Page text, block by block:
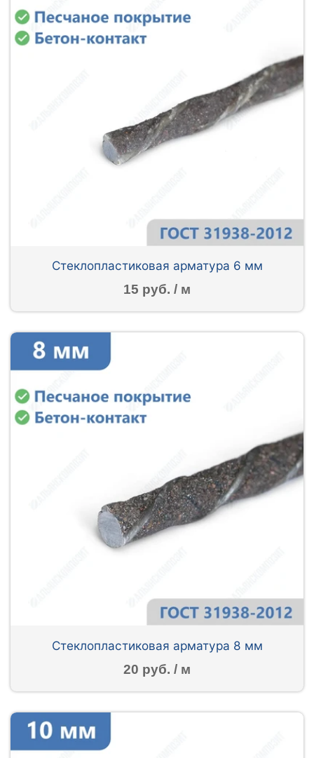
Стеклопластиковая арматура 6 мм
15 руб. / м
Стеклопластиковая арматура 8 мм
20 руб. / м